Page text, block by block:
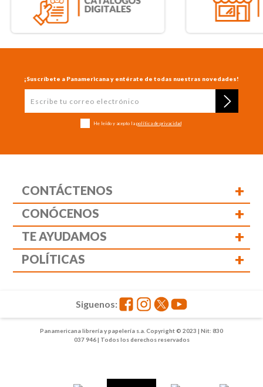
¡Suscríbete a Panamericana y entérate de todas nuestras novedades!
He leído y acepto la política de privacidad
CONTÁCTENOS +
CONÓCENOS +
TE AYUDAMOS +
POLÍTICAS +
Panamericana librería y papelería s.a. Copyright © 2023 | Nit: 830
037 946 | Todos los derechos reservados
Siguenos: